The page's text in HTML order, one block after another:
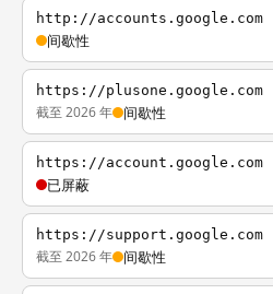
http://accounts.google.com
间歇性
https://plusone.google.com
截至 2026 年 间歇性
https://account.google.com
已屏蔽
https://support.google.com
截至 2026 年 间歇性